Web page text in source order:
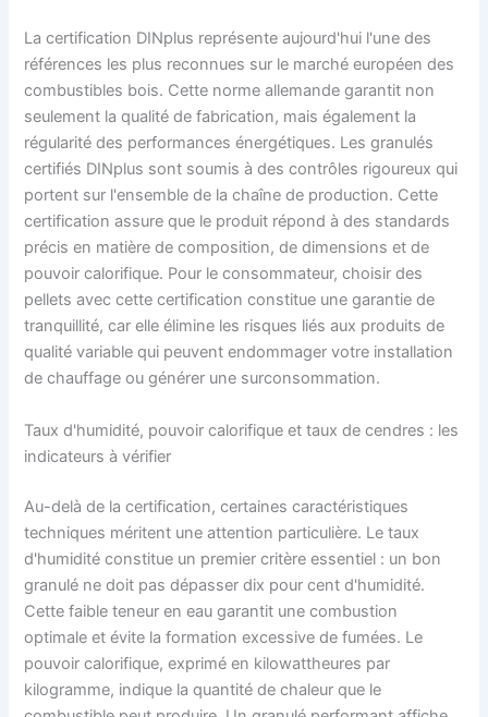
La certification DINplus représente aujourd'hui l'une des
références les plus reconnues sur le marché européen des
combustibles bois. Cette norme allemande garantit non
seulement la qualité de fabrication, mais également la
régularité des performances énergétiques. Les granulés
certifiés DINplus sont soumis à des contrôles rigoureux qui
portent sur l'ensemble de la chaîne de production. Cette
certification assure que le produit répond à des standards
précis en matière de composition, de dimensions et de
pouvoir calorifique. Pour le consommateur, choisir des
pellets avec cette certification constitue une garantie de
tranquillité, car elle élimine les risques liés aux produits de
qualité variable qui peuvent endommager votre installation
de chauffage ou générer une surconsommation.
Taux d'humidité, pouvoir calorifique et taux de cendres : les
indicateurs à vérifier
Au-delà de la certification, certaines caractéristiques
techniques méritent une attention particulière. Le taux
d'humidité constitue un premier critère essentiel : un bon
granulé ne doit pas dépasser dix pour cent d'humidité.
Cette faible teneur en eau garantit une combustion
optimale et évite la formation excessive de fumées. Le
pouvoir calorifique, exprimé en kilowattheures par
kilogramme, indique la quantité de chaleur que le